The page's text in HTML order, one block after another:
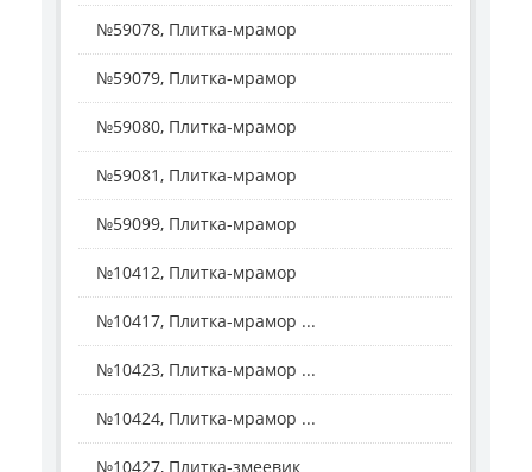
№59078, Плитка-мрамор
№59079, Плитка-мрамор
№59080, Плитка-мрамор
№59081, Плитка-мрамор
№59099, Плитка-мрамор
№10412, Плитка-мрамор
№10417, Плитка-мрамор ...
№10423, Плитка-мрамор ...
№10424, Плитка-мрамор ...
№10427, Плитка-змеевик